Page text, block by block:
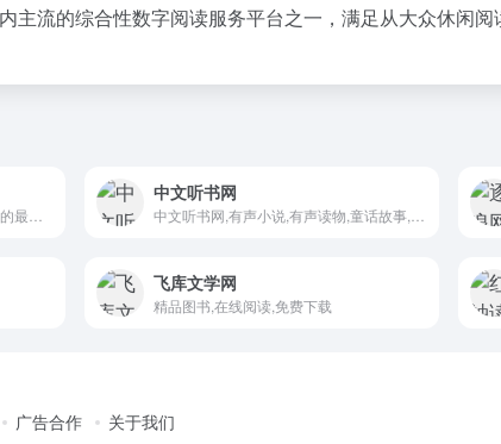
流的综合性数字阅读服务平台之一，满足从大众休闲阅
中文听书网
飞库文学网
精品图书,在线阅读,免费下载
广告合作 关于我们